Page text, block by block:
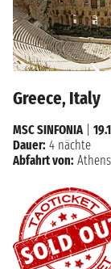
Greece, Italy
MSC SINFONIA
Dauer: 4 nächte
Abfahrt von: Athens